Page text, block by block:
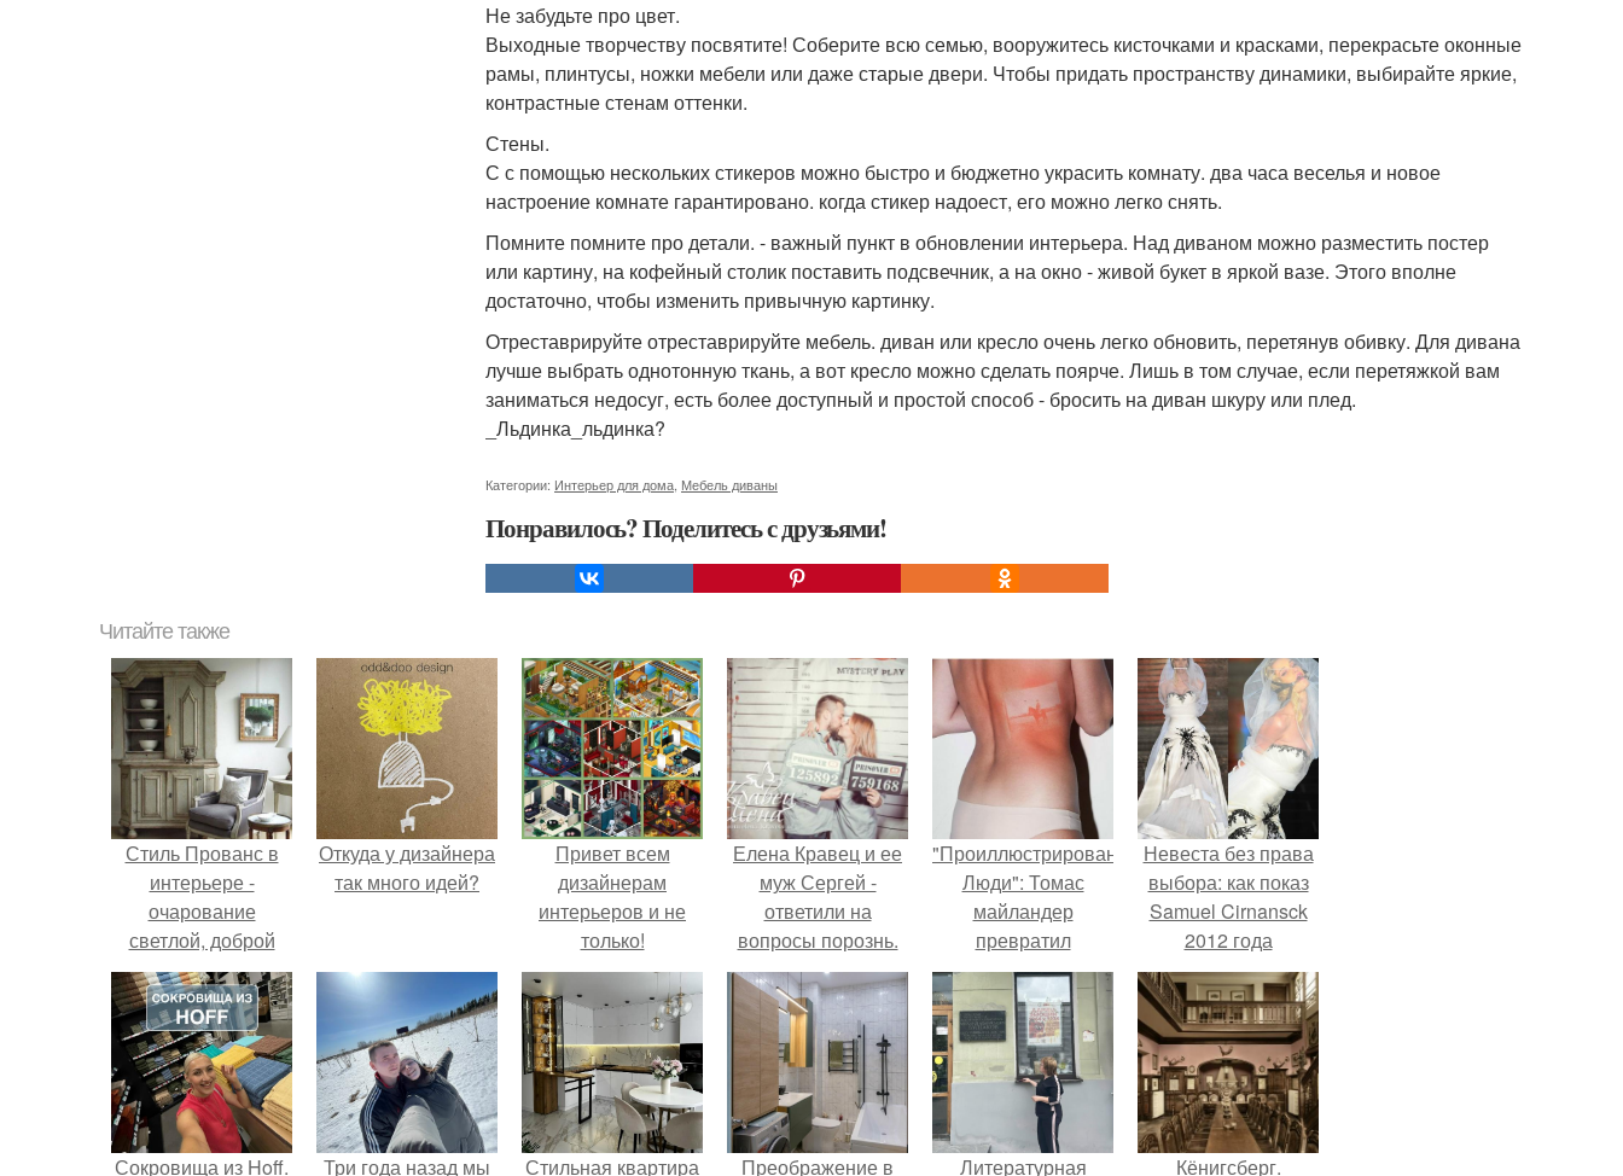
Не забудьте про цвет.
Выходные творчеству посвятите! Соберите всю семью, вооружитесь кисточками и красками, перекрасьте оконные
рамы, плинтусы, ножки мебели или даже старые двери. Чтобы придать пространству динамики, выбирайте яркие,
контрастные стенам оттенки.
Стены.
С с помощью нескольких стикеров можно быстро и бюджетно украсить комнату. два часа веселья и новое
настроение комнате гарантировано. когда стикер надоест, его можно легко снять.
Помните помните про детали. - важный пункт в обновлении интерьера. Над диваном можно разместить постер
или картину, на кофейный столик поставить подсвечник, а на окно - живой букет в яркой вазе. Этого вполне
достаточно, чтобы изменить привычную картинку.
Отреставрируйте отреставрируйте мебель. диван или кресло очень легко обновить, перетянув обивку. Для дивана
лучше выбрать однотонную ткань, а вот кресло можно сделать поярче. Лишь в том случае, если перетяжкой вам
заниматься недосуг, есть более доступный и простой способ - бросить на диван шкуру или плед.
_Льдинка_льдинка?
Категории: Интерьер для дома Мебель диваны
Понравилось? Поделитесь с друзьями!
Читайте также
Стиль Прованс в
интерьере -
очарование
светлой, доброй
старины и простой
роскоши.
Откуда у дизайнера
так много идей?
Привет всем
дизайнерам
интерьеров и не
только!
Елена Кравец и ее
муж Сергей -
ответили на
вопросы порознь.
"Проиллюстрированные
Люди": Томас
майландер
превратил
солнечные ожоги в
арт - объект.
Невеста без права
выбора: как показ
Samuel Cirnansck
2012 года
превратил подиум
в манифест против
принуждения.
Сокровища из Hoff. Три года назад мы Стильная квартира Преображение в Литературная Кёнигсберг.